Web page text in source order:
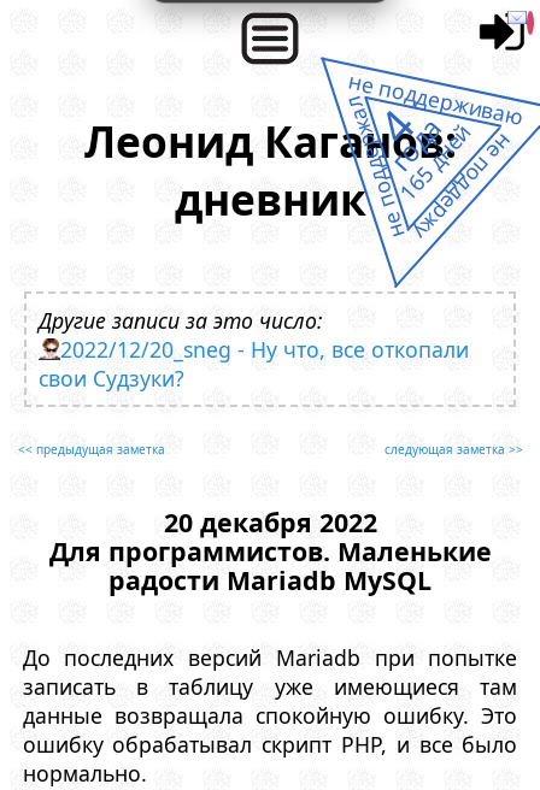
Леонид Каганов:
дневник
Другие записи за это число:
2022/12/20_sneg - Ну что, все откопали
свои Судзуки?
<< предыдущая заметка следующая заметка >>
20 декабря 2022
Для программистов. Маленькие
радости Mariadb MySQL
До последних версий Mariadb при попытке
записать в таблицу уже имеющиеся там
данные возвращала спокойную ошибку. Это
ошибку обрабатывал скрипт PHP, и все было
нормально.
не поддержал
не поддерживаю
не поддержу
4
года
165 дней